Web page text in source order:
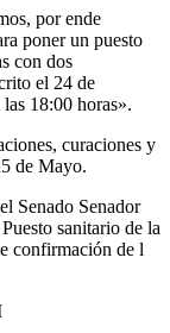
por ende
poner un puesto
con dos
el 24 de
18:00 horas».
curaciones y
de Mayo.
Senado Senador
sanitario de la
confirmación de l